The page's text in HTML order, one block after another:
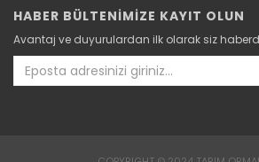
Kağızman kayısısı lezzetini...
Kars'ın Kağızman ilçesinde, Aras
yetişen...
Devamını Oku ->
HABER BÜLTENİMİZE KAYIT OLUN
Avantaj ve duyurulardan ilk olarak siz